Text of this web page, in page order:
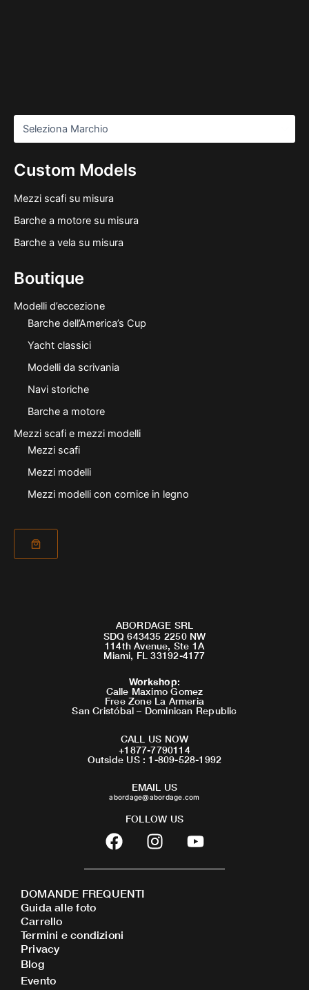
Custom Models
Mezzi scafi su misura
Barche a motore su misura
Barche a vela su misura
Boutique
Modelli d’eccezione
Barche dell’America’s Cup
Yacht classici
Modelli da scrivania
Navi storiche
Barche a motore
Mezzi scafi e mezzi modelli
Mezzi scafi
Mezzi modelli
Mezzi modelli con cornice in legno
ABORDAGE SRL
SDQ 643435 2250 NW
114th Avenue, Ste 1A
Miami, FL 33192-4177
Workshop:
Calle Maximo Gomez
Free Zone La Armeria
San Cristóbal – Dominican Republic
CALL US NOW
+1877-7790114
Outside US : 1-809-528-1992
EMAIL US
abordage@abordage.com
FOLLOW US
F
a
c
b
o
I
n
s
Y
o
u
DOMANDE FREQUENTI
Guida alle foto
Carrello
Termini e condizioni
Privacy
Blog
Evento